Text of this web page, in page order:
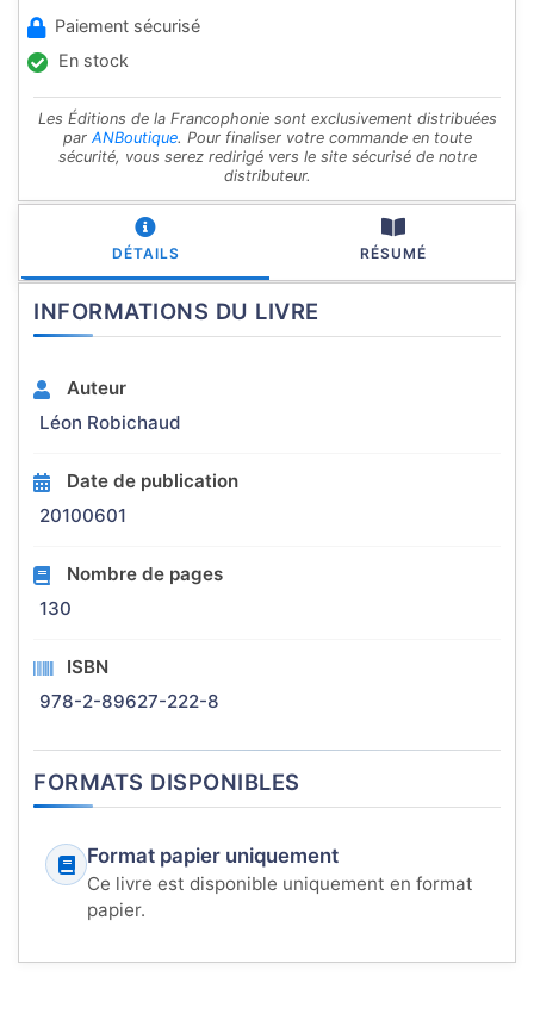
Paiement sécurisé
En stock
Les Éditions de la Francophonie sont exclusivement distribuées
par ANBoutique. Pour finaliser votre commande en toute
sécurité, vous serez redirigé vers le site sécurisé de notre
distributeur.
DÉTAILS RÉSUMÉ
INFORMATIONS DU LIVRE
Auteur
Léon Robichaud
Date de publication
20100601
Nombre de pages
130
ISBN
978-2-89627-222-8
FORMATS DISPONIBLES
Format papier uniquement
Ce livre est disponible uniquement en format
papier.